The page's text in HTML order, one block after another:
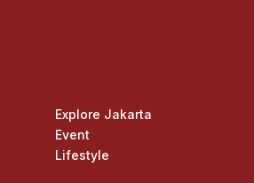
Explore Jakarta
Event
Lifestyle